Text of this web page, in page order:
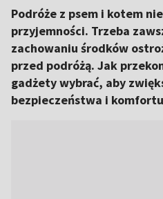
Podróże z psem i kotem
przyjemności. Trzeba
zachowaniu środków
przed podróżą. Jak
gadżety wybrać, aby
bezpieczeństwa i